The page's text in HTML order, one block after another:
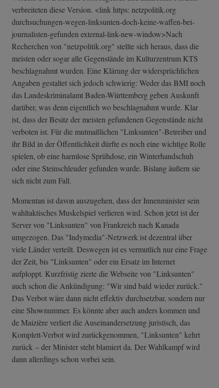
verbreiteten diese Version. <link https: netzpolitik.org
durchsuchungen-­wegen-linksunte­n-doch-keine-wa­ffen-bei-
journa­listen-gefunden external-link-new-window>Nach
Recherchen von "netzpolitik.org" stellte sich heraus, dass die
meisten oder sogar alle Gegenstände im Kulturzentrum KTS
beschlagnahmt wurden. Eine Klärung der widersprüchlichen
Angaben gestaltet sich jedoch schwierig: Weder das BMI noch
das Landeskriminalamt Baden-Württemberg geben Auskunft
darüber, was denn eigentlich wo beschlagnahmt wurde. Klar
ist, dass der Besitz der meisten gefundenen Gegenstände nicht
verboten ist. Für die mutmaßlichen "Linksunten"-Betreiber und
ihr Bild in der Öffentlichkeit dürfte es noch eine wichtige Rolle
spielen, ob eine harmlose Sprühdose, ein Winterhandschuh
oder eine Steinschleuder gefunden wurde. Bislang äußern sie
sich nicht zum Fall.
Momentan ist davon auszugehen, dass der Innenminister sein
wahltaktisches Muskelspiel verlieren wird. Schon jetzt ist der
Server von "Linksunten" von Frankreich nach Kanada
umgezogen. Das "Indymedia"-Netzwerk ist dezentral über
viele Länder verteilt. Deswegen ist es vermutlich nur eine Frage
der Zeit, bis "Linksunten" oder ein Ersatz im Internet
aufploppt. Kurzfristig zierte die Webseite von "Linksunten"
auch schon die Ankündigung: "Wir sind bald wieder zurück."
Das Verbot wäre dann nicht effektiv durchsetzbar, sondern nur
eine Shownummer. Es könnte aber auch anders kommen und
de Maizière verliert die Auseinandersetzung juristisch, das
Komplett-Verbot wird zurückgenommen, "Linksunten" kehrt
zurück – der Minister steht blamiert da. Der Wahlkampf wird
dann allerdings schon vorbei sein.